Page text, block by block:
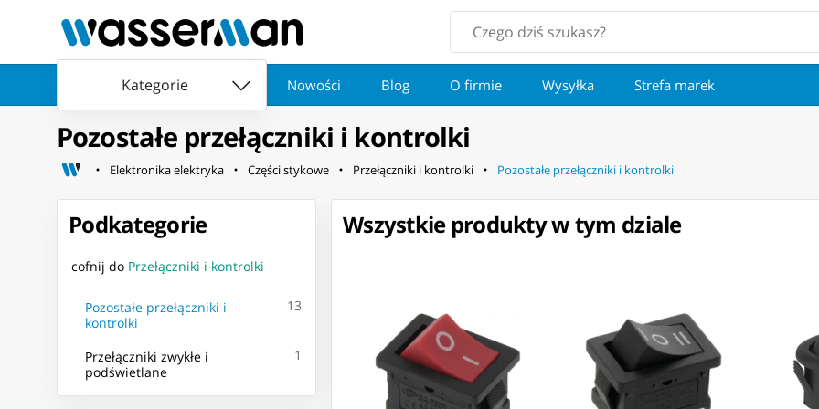
Kategorie Nowości Blog O firmie Wysyłka Strefa marek
Pozostałe przełączniki i kontrolki
Elektronika elektryka Części stykowe Przełączniki i kontrolki Pozostałe przełączniki i kontrolki
Podkategorie
cofnij do Przełączniki i kontrolki
Pozostałe przełączniki i
kontrolki
13
Przełączniki zwykłe i
podświetlane
1
Wszystkie produkty w tym dziale